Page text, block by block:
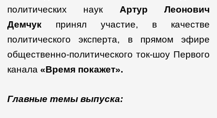
политических наук Артур Леонович
Демчук принял участие, в качестве
политического эксперта, в прямом эфире
общественно-политического ток-шоу Первого
канала «Время покажет».
Главные темы выпуска: